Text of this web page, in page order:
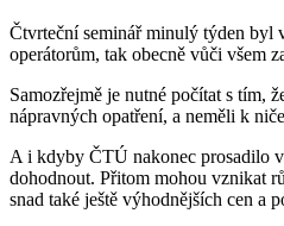
Čtvrteční seminář minulý týden byl
operátorům, tak obecně vůči všem
Samozřejmě je nutné počítat s tím,
nápravných opatření, a neměli k
A i kdyby ČTÚ nakonec prosadilo
dohodnout. Přitom mohou vznikat
snad také ještě výhodnějších cen a